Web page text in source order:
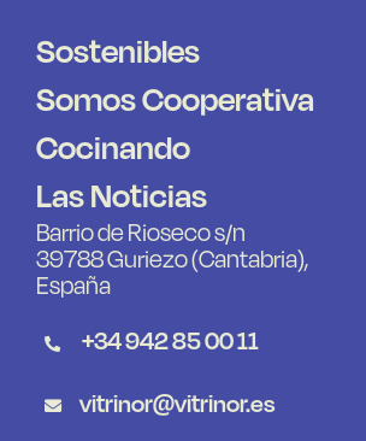
Sostenibles
Somos Cooperativa
Cocinando
Las Noticias
Barrio de Rioseco s/n
39788 Guriezo (Cantabria),
España
+34 942 85 00 11
vitrinor@vitrinor.es